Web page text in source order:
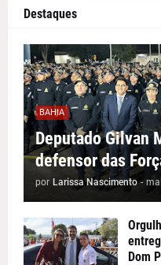
Destaques
BAHIA
Deputado Gilvan
defensor das
por Larissa Nascimento -
Dom